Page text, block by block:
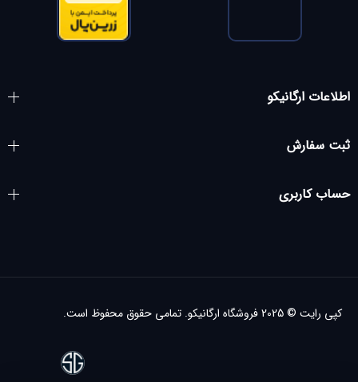
اطلاعات ارگانیکو
ثبت سفارش
حساب کاربری
کپی رایت © 2025 فروشگاه ارگانیکو. تمامی حقوق محفوظ است.